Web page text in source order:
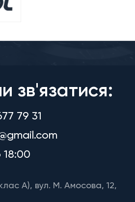
зв'язатися:
79 31
A), вул. М. Амосова, 12,